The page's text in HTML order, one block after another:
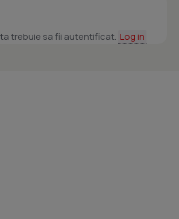
trebuie sa fii autentificat. Log in